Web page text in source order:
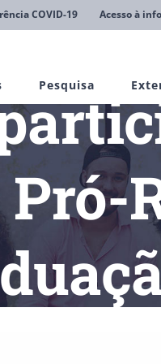
COVID-19 Acesso à
Pesquisa